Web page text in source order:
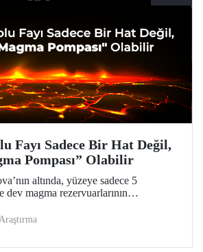
Fayı Sadece Bir Hat Değil,
Pompası” Olabilir
altında, yüzeye sadece 5
dev magma rezervuarlarının
doğal afetlerden kaynaklanan